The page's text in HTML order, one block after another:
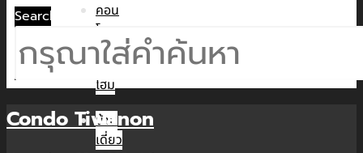
คอน
โด
ทาวน์
โฮม
บ้าน
เดี่ยว
Search
Condo Tiwanon